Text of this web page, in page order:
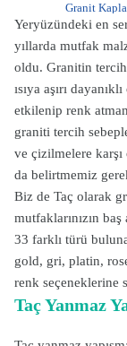
Granit
Yeryüzündeki en
yıllarda mutfak
oldu. Granitin
ısıya aşırı
etkilenip renk
graniti tercih
ve çizilmelere
da belirtmemiz
Biz de Taç olarak
mutfaklarınızın
33 farklı türü
gold, gri, platin,
renk seçeneklerine
Taç Yanmaz